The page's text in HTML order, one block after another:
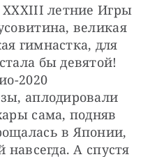
летние Игры
великая
гимнастка, для
бы девятой!
2020
аплодировали
сама, подняв
в Японии,
навсегда. А спустя